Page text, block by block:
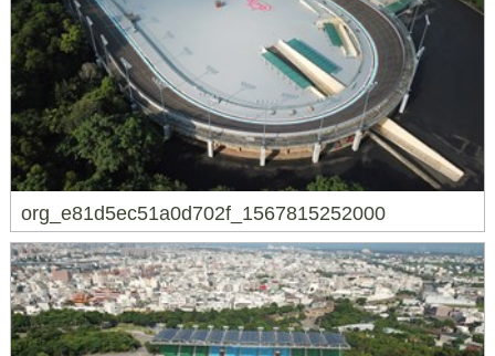
org_e81d5ec51a0d702f_1567815252000